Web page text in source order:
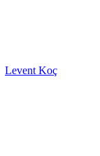
Levent Koç